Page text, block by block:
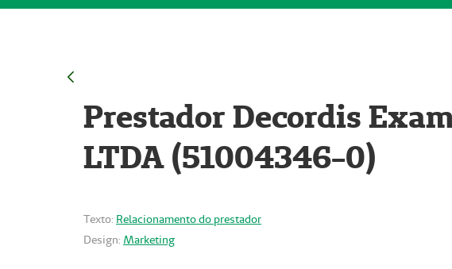
Prestador Decordis
LTDA (51004346-0)
Texto: Relacionamento do prestador
Design: Marketing